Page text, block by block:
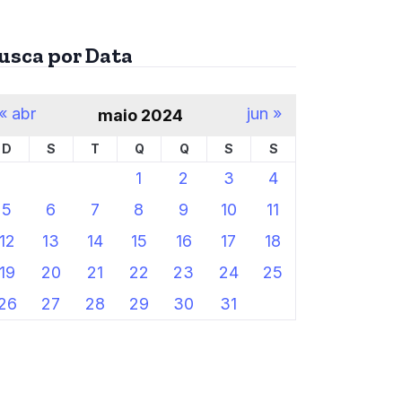
por Data
maio 2024
D S T Q Q S S
1 2 3
4
5
6 7 8 9 10
11
13 14 15 16 17
18
20 21 22 23 24
25
27 28 29 30 31
abr jun »